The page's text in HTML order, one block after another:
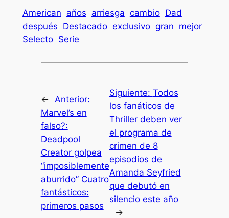
American años arriesga cambio Dad
después Destacado exclusivo gran mejor
Selecto Serie
←
Anterior:
Marvel’s en
falso?:
Deadpool
Creator golpea
“imposiblemente
aburrido” Cuatro
fantásticos:
primeros pasos
Siguiente: Todos
los fanáticos de
Thriller deben ver
el programa de
crimen de 8
episodios de
Amanda Seyfried
que debutó en
silencio este año
→